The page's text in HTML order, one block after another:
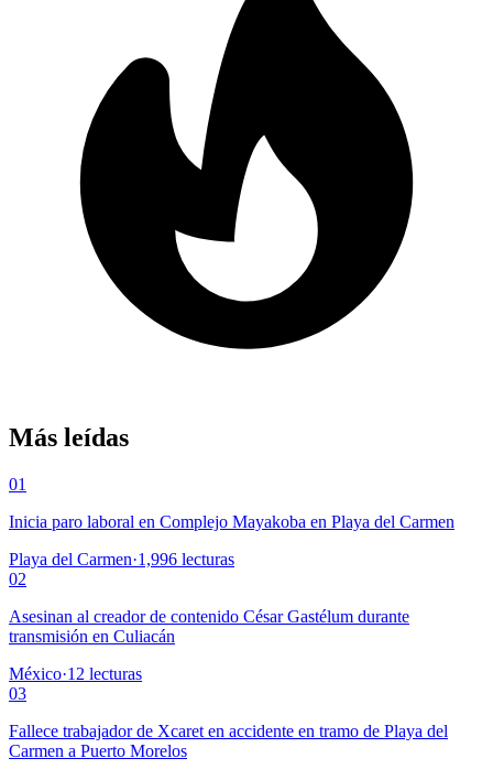
Más leídas
01
Inicia paro laboral en Complejo Mayakoba en Playa del Carmen
Playa del Carmen·1,996 lecturas
02
Asesinan al creador de contenido César Gastélum durante
transmisión en Culiacán
México·12 lecturas
03
Fallece trabajador de Xcaret en accidente en tramo de Playa del
Carmen a Puerto Morelos